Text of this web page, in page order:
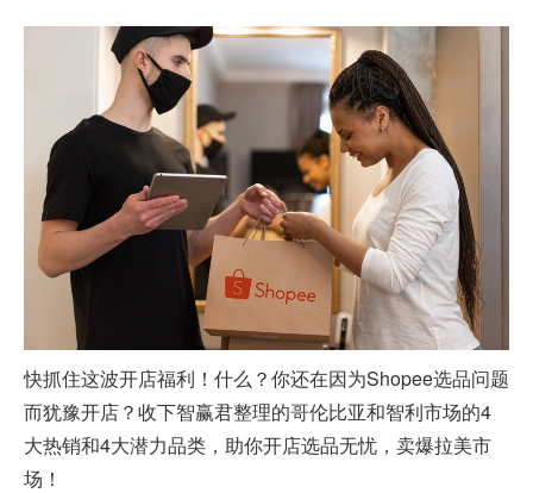
快抓住这波开店福利！什么？你还在因为Shopee选品问题
而犹豫开店？收下智赢君整理的哥伦比亚和智利市场的4
大热销和4大潜力品类，助你开店选品无忧，卖爆拉美市
场！